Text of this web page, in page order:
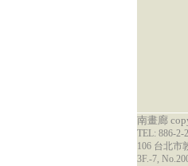
南畫廊
TEL: 886-2-
106 台北市
3F.-7,